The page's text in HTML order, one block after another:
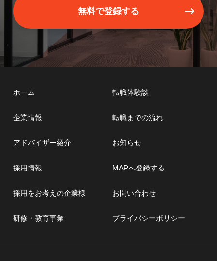
無料で登録する
ホーム
企業情報
アドバイザー紹介
転職体験談
転職までの流れ
お知らせ
採用情報
採用をお考えの企業様
研修・教育事業
MAPへ登録する
お問い合わせ
プライバシーポリシー